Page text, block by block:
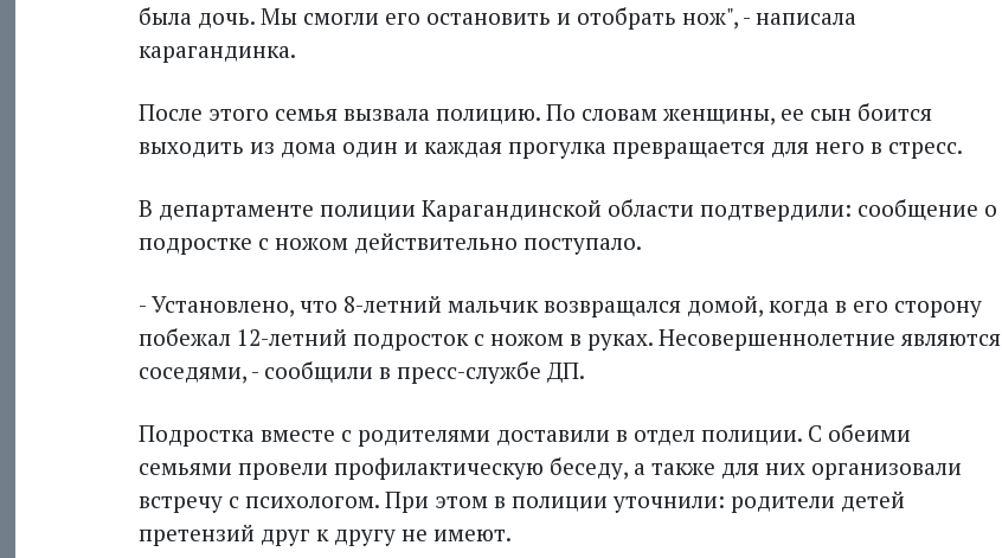
была дочь. Мы смогли его остановить и отобрать нож", - написала
карагандинка.
После этого семья вызвала полицию. По словам женщины, ее сын боится
выходить из дома один и каждая прогулка превращается для него в стресс.
В департаменте полиции Карагандинской области подтвердили: сообщение о
подростке с ножом действительно поступало.
- Установлено, что 8-летний мальчик возвращался домой, когда в его сторону
побежал 12-летний подросток с ножом в руках. Несовершеннолетние являются
соседями, - сообщили в пресс-службе ДП.
Подростка вместе с родителями доставили в отдел полиции. С обеими
семьями провели профилактическую беседу, а также для них организовали
встречу с психологом. При этом в полиции уточнили: родители детей
претензий друг к другу не имеют.